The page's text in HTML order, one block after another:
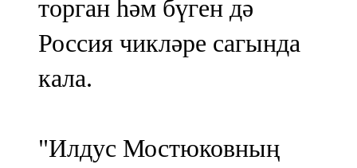
торган һәм бүген дә
Россия чикләре сагында
кала.
"Илдус Мостюковның